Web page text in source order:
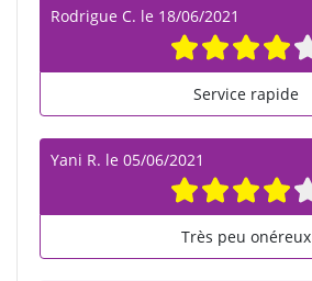
Rodrigue C. le 18/06/2021
Service rapide
Yani R. le 05/06/2021
Très peu onéreux